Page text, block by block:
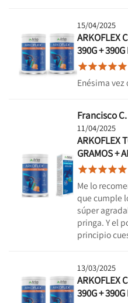
15/04/2025
ARKOFLEX
390G +

Enésima
Francisco
11/04/2025
ARKOFLEX
GRAMOS +

Me lo
que cumple
súper
pringa. Y el
principio
13/03/2025
ARKOFLEX
390G +